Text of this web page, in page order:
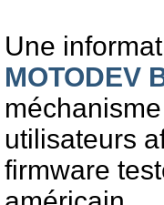
Une
MOTODEV
utilisateurs
firmware